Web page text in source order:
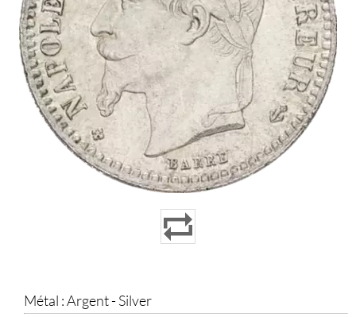
Métal :Argent - Silver